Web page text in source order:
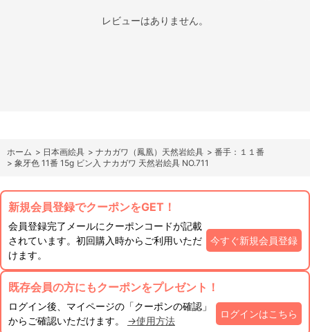
レビューはありません。
ホーム > 日本画絵具 > ナカガワ（鳳凰）天然岩絵具 > 番手：１１番
> 象牙色 11番 15g ビン入 ナカガワ 天然岩絵具 NO.711
新規会員登録でクーポンをGET！
会員登録完了メールにクーポンコードが記載
されています。初回購入時からご利用いただ
けます。
今すぐ新規会員登録
既存会員の方にもクーポンをプレゼント！
ログイン後、マイページの「クーポンの確認」
からご確認いただけます。 →使用方法
ログインはこちら